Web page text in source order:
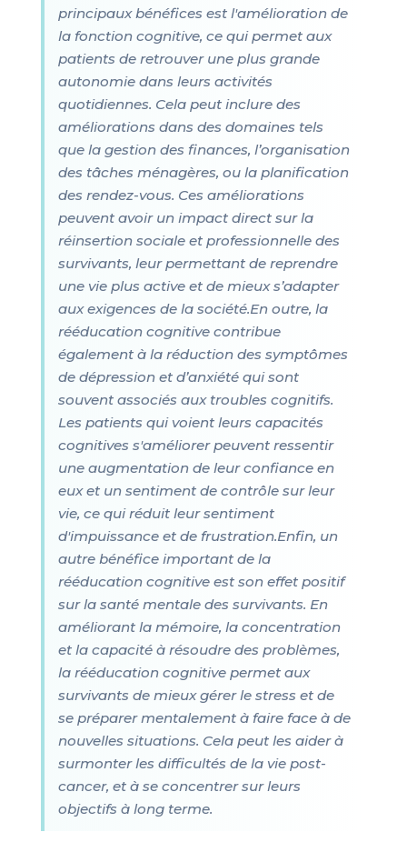
principaux bénéfices est l'amélioration de
la fonction cognitive, ce qui permet aux
patients de retrouver une plus grande
autonomie dans leurs activités
quotidiennes. Cela peut inclure des
améliorations dans des domaines tels
que la gestion des finances, l’organisation
des tâches ménagères, ou la planification
des rendez-vous. Ces améliorations
peuvent avoir un impact direct sur la
réinsertion sociale et professionnelle des
survivants, leur permettant de reprendre
une vie plus active et de mieux s’adapter
aux exigences de la société.En outre, la
rééducation cognitive contribue
également à la réduction des symptômes
de dépression et d’anxiété qui sont
souvent associés aux troubles cognitifs.
Les patients qui voient leurs capacités
cognitives s'améliorer peuvent ressentir
une augmentation de leur confiance en
eux et un sentiment de contrôle sur leur
vie, ce qui réduit leur sentiment
d'impuissance et de frustration.Enfin, un
autre bénéfice important de la
rééducation cognitive est son effet positif
sur la santé mentale des survivants. En
améliorant la mémoire, la concentration
et la capacité à résoudre des problèmes,
la rééducation cognitive permet aux
survivants de mieux gérer le stress et de
se préparer mentalement à faire face à de
nouvelles situations. Cela peut les aider à
surmonter les difficultés de la vie post-
cancer, et à se concentrer sur leurs
objectifs à long terme.